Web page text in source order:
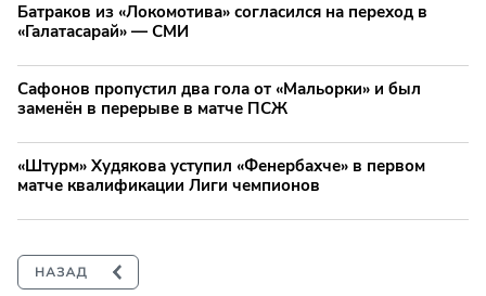
Батраков из «Локомотива» согласился на переход в
«Галатасарай» — СМИ
Сафонов пропустил два гола от «Мальорки» и был
заменён в перерыве в матче ПСЖ
«Штурм» Худякова уступил «Фенербахче» в первом
матче квалификации Лиги чемпионов